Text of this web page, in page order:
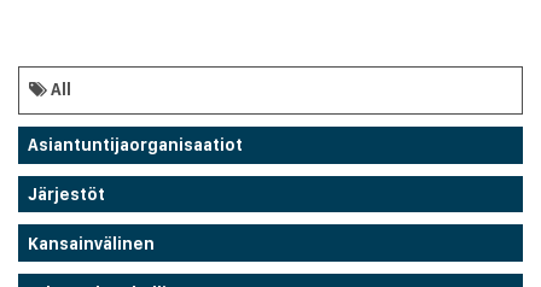
All
Asiantuntijaorganisaatiot
Järjestöt
Kansainvälinen